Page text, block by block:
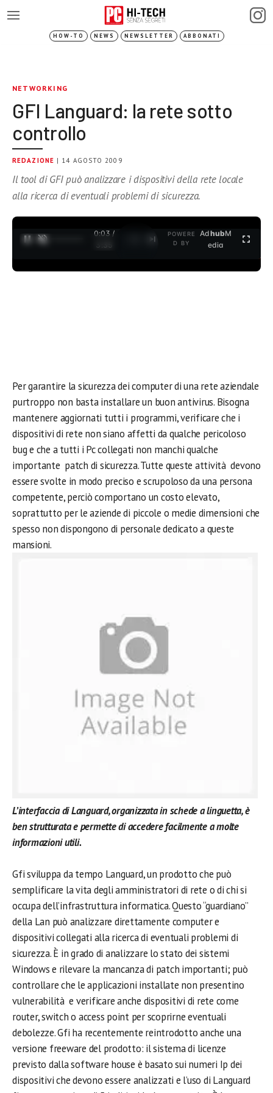
HOW-TO NEWS NEWSLETTER ABBONATI
NETWORKING
GFI Languard: la rete sotto
controllo
REDAZIONE | 14 AGOSTO 2009
Il tool di GFI può analizzare i dispositivi della rete locale
alla ricerca di eventuali problemi di sicurezza.
0:04 /
3:35
POWERE
D BY
AdhubM
edia
Per garantire la sicurezza dei computer di una rete aziendale
purtroppo non basta installare un buon antivirus. Bisogna
mantenere aggiornati tutti i programmi, verificare che i
dispositivi di rete non siano affetti da qualche pericoloso
bug e che a tutti i Pc collegati non manchi qualche
importante patch di sicurezza. Tutte queste attività devono
essere svolte in modo preciso e scrupoloso da una persona
competente, perciò comportano un costo elevato,
soprattutto per le aziende di piccole o medie dimensioni che
spesso non dispongono di personale dedicato a queste
mansioni.
L’interfaccia di Languard, organizzata in schede a linguetta, è
ben strutturata e permette di accedere facilmente a molte
informazioni utili.
Gfi sviluppa da tempo Languard, un prodotto che può
semplificare la vita degli amministratori di rete o di chi si
occupa dell’infrastruttura informatica. Questo “guardiano”
della Lan può analizzare direttamente computer e
dispositivi collegati alla ricerca di eventuali problemi di
sicurezza. È in grado di analizzare lo stato dei sistemi
Windows e rilevare la mancanza di patch importanti; può
controllare che le applicazioni installate non presentino
vulnerabilità e verificare anche dispositivi di rete come
router, switch o access point per scoprirne eventuali
debolezze. Gfi ha recentemente reintrodotto anche una
versione freeware del prodotto: il sistema di licenze
previsto dalla software house è basato sui numeri Ip dei
dispositivi che devono essere analizzati e l’uso di Languard